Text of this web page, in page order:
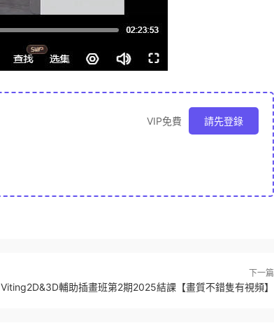
VIP免費 請先登錄
下一篇
Viting2D&3D輔助插畫班第2期2025結課【畫質不錯隻有視頻】